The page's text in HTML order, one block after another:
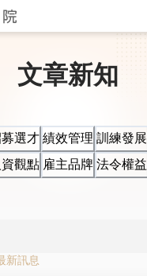
文章新知
選才 績效管理 訓練發展
資觀點 雇主品牌 法令權益
新訊息